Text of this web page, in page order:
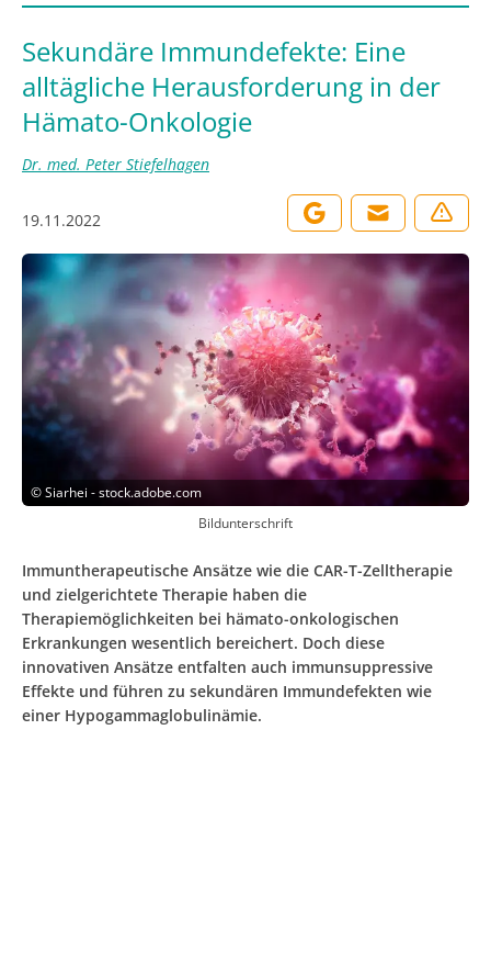
Sekundäre Immundefekte: Eine
alltägliche Herausforderung in der
Hämato-Onkologie
Dr. med. Peter Stiefelhagen
19.11.2022
©Siarhei - stock.adobe.com
Bildunterschrift
Immuntherapeutische Ansätze wie die CAR-T-Zelltherapie
und zielgerichtete Therapie haben die
Therapiemöglichkeiten bei hämato-onkologischen
Erkrankungen wesentlich bereichert. Doch diese
innovativen Ansätze entfalten auch immunsuppressive
Effekte und führen zu sekundären Immundefekten wie
einer Hypogammaglobulinämie.